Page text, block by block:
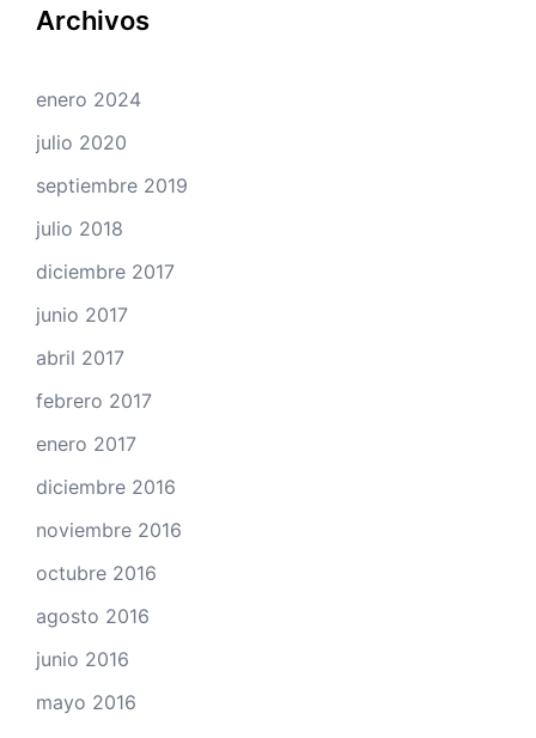
Archivos
enero 2024
julio 2020
septiembre 2019
julio 2018
diciembre 2017
junio 2017
abril 2017
febrero 2017
enero 2017
diciembre 2016
noviembre 2016
octubre 2016
agosto 2016
junio 2016
mayo 2016